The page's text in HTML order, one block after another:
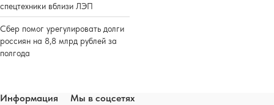
спецтехники вблизи ЛЭП
Сбер помог урегулировать долги
россиян на 8,8 млрд рублей за
полгода
Информация
Мы в соцсетях